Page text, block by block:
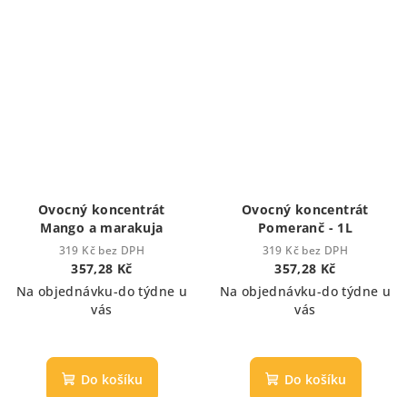
Ovocný koncentrát
Mango a marakuja
319 Kč bez DPH
357,28 Kč
Na objednávku-do týdne u
vás
Do košíku
Ovocný koncentrát
Pomeranč - 1L
319 Kč bez DPH
357,28 Kč
Na objednávku-do týdne u
vás
Do košíku